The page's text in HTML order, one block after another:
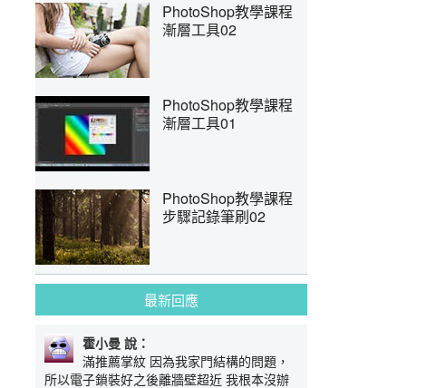
PhotoShop教學課程
漸層工具02
PhotoShop教學課程
漸層工具01
PhotoShop教學課程
步驟記錄筆刷02
最新回應
霍小曼 說：
滿推薦掌紋 因為我家門結構的問題，
所以電子鎖裝好之後離牆壁超近 我根本沒辦